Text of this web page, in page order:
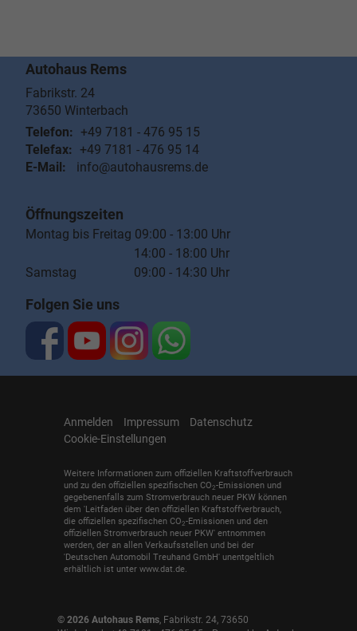
Autohaus Rems
Fabrikstr. 24
73650 Winterbach
Telefon: +49 7181 - 476 95 15
Telefax: +49 7181 - 476 95 14
E-Mail:
info@autohausrems.de
Öffnungszeiten
Montag bis Freitag 09:00 - 13:00 Uhr
14:00 - 18:00 Uhr
Samstag 09:00 - 14:30 Uhr
Folgen Sie uns
Anmelden Impressum
Datenschutz
Cookie-Einstellungen
Weitere Informationen zum offiziellen Kraftstoffverbrauch
und zu den offiziellen spezifischen CO2-Emissionen und
gegebenenfalls zum Stromverbrauch neuer PKW können
dem 'Leitfaden über den offiziellen Kraftstoffverbrauch,
die offiziellen spezifischen CO2-Emissionen und den
offiziellen Stromverbrauch neuer PKW' entnommen
werden, der an allen Verkaufsstellen und bei der
'Deutschen Automobil Treuhand GmbH' unentgeltlich
erhältlich ist unter www.dat.de.
© 2026 Autohaus Rems, Fabrikstr. 24, 73650